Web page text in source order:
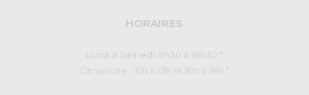
HORAIRES
Lundi à Samedi: 9h30 à 18h30 *
Dimanche : 10h à 13h et 10h à 18h *